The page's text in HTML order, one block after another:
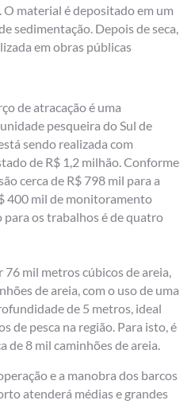
material é depositado em um
sedimentação. Depois de seca,
em obras públicas
de atracação é uma
pesqueira do Sul de
sendo realizada com
de R$ 1,2 milhão. Conforme
cerca de R$ 798 mil para a
400 mil de monitoramento
os trabalhos é de quatro
mil metros cúbicos de areia,
de areia, com o uso de uma
de 5 metros, ideal
de pesca na região. Para isto, é
de 8 mil caminhões de areia.
e a manobra dos barcos
atenderá médias e grandes